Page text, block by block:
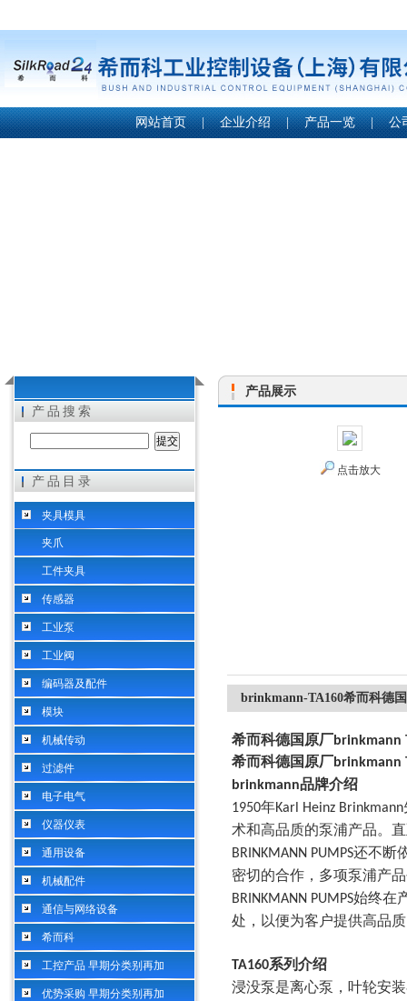
希而科工业控制设备（上海）有限公司
网站首页 | 企业介绍 | 产品一览 | 公
产品搜索
产品目录
夹具模具
夹爪
工件夹具
传感器
工业泵
工业阀
编码器及配件
模块
机械传动
过滤件
电子电气
仪器仪表
通用设备
机械配件
通信与网络设备
希而科
工控产品 早期分类别再加
优势采购 早期分类别再加
产品展示
点击放大
brinkmann-TA160希而科德
希而科德国原厂brinkmann
希而科德国原厂brinkmann
brinkmann品牌介绍
1950年Karl Heinz Brinkmann
术和高品质的泵浦产品。
BRINKMANN PUMPS还不断
密切的合作，多项泵浦产
BRINKMANN PUMPS始终在
处，以便为客户提供高品
TA160系列介绍
浸没泵是离心泵，叶轮安